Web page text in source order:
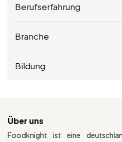
Berufserfahrung
Branche
Bildung
Über uns
Foodknight ist eine